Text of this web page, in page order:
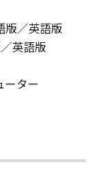
社、それ
キヤノン
ソフトウ
「本ソフ
版／英語版
英語版
ーター